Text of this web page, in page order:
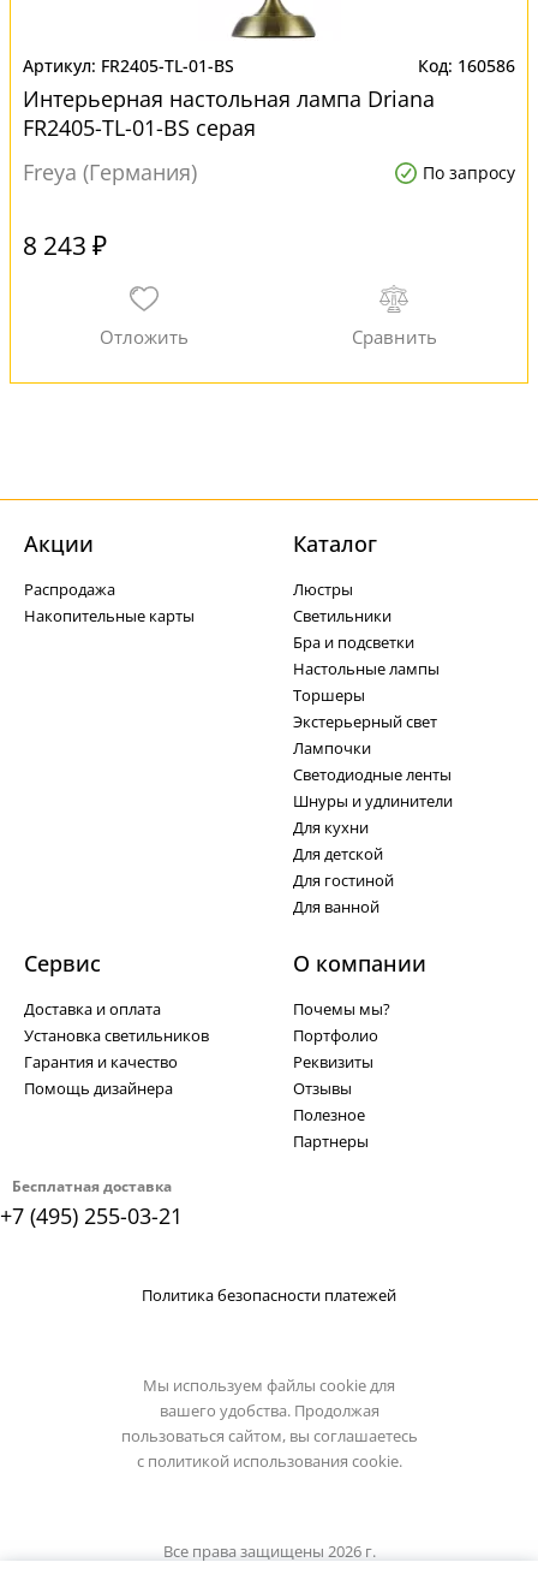
FR2405-TL-01-BS 160586
Интерьерная настольная лампа Driana
FR2405-TL-01-BS серая
Freya (Германия)
По запросу
8 243 ₽
Бесплатная доставка
+7 (495) 255-03-21
Акции
Распродажа
Накопительные карты
Каталог
Люстры
Светильники
Бра и подсветки
Настольные лампы
Торшеры
Экстерьерный свет
Лампочки
Светодиодные ленты
Шнуры и удлинители
Для кухни
Для детской
Для гостиной
Для ванной
Сервис
Доставка и оплата
Установка светильников
Гарантия и качество
Помощь дизайнера
О компании
Почемы мы?
Портфолио
Реквизиты
Отзывы
Полезное
Партнеры
Политика безопасности платежей
Мы используем файлы cookie для
вашего удобства. Продолжая
пользоваться сайтом, вы соглашаетесь
с политикой использования cookie.
Все права защищены 2026 г.